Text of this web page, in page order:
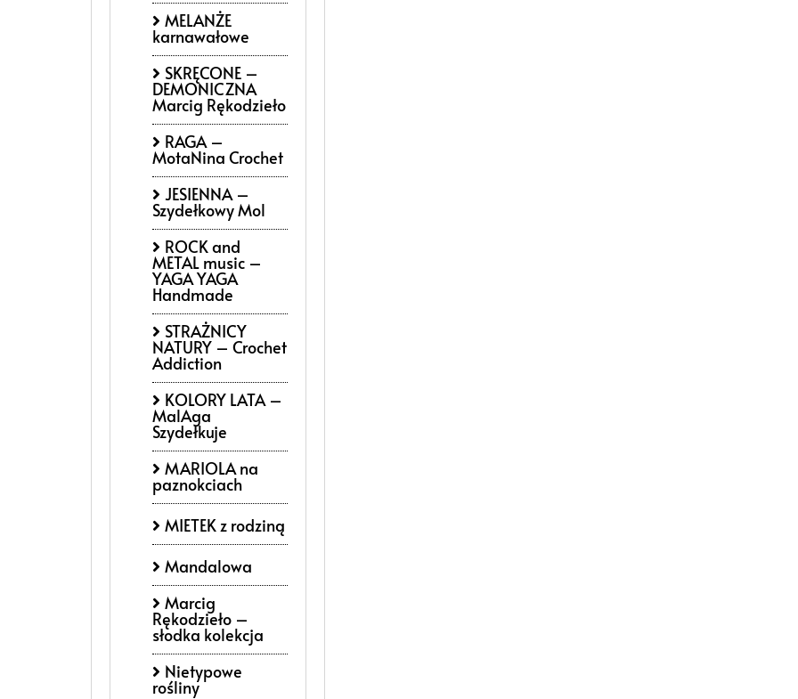
MELANŻE
karnawałowe
SKRĘCONE –
DEMONICZNA
Marcig Rękodzieło
RAGA –
MotaNina Crochet
JESIENNA –
Szydełkowy Mol
ROCK and
METAL music –
YAGA YAGA
Handmade
STRAŻNICY
NATURY – Crochet
Addiction
KOLORY LATA –
MalAga
Szydełkuje
MARIOLA na
paznokciach
MIETEK z rodziną
Mandalowa
Marcig
Rękodzieło –
słodka kolekcja
Nietypowe
rośliny